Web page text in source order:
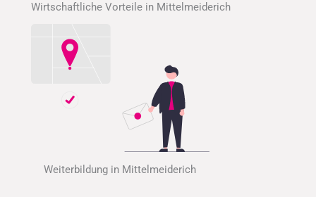
Wirtschaftliche Vorteile in Mittelmeiderich
Weiterbildung in Mittelmeiderich